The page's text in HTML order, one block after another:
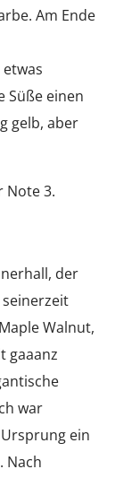
Am Ende
Süße einen
gelb, aber
Note 3.
der
Walnut,
gaaanz
war
ein
Nach